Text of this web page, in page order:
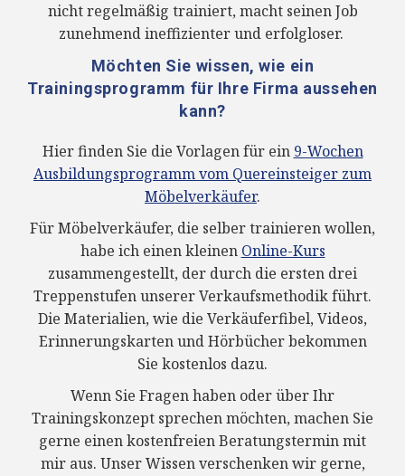
nicht regelmäßig trainiert, macht seinen Job
zunehmend ineffizienter und erfolgloser.
Möchten Sie wissen, wie ein
Trainingsprogramm für Ihre Firma aussehen
kann?
Hier finden Sie die Vorlagen für ein 9-Wochen
Ausbildungsprogramm vom Quereinsteiger zum
Möbelverkäufer.
Für Möbelverkäufer, die selber trainieren wollen,
habe ich einen kleinen Online-Kurs
zusammengestellt, der durch die ersten drei
Treppenstufen unserer Verkaufsmethodik führt.
Die Materialien, wie die Verkäuferfibel, Videos,
Erinnerungskarten und Hörbücher bekommen
Sie kostenlos dazu.
Wenn Sie Fragen haben oder über Ihr
Trainingskonzept sprechen möchten, machen Sie
gerne einen kostenfreien Beratungstermin mit
mir aus. Unser Wissen verschenken wir gerne,